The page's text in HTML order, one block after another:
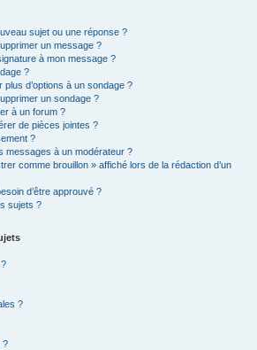
sujet ou une réponse ?
un message ?
à mon message ?
?
d’options à un sondage ?
un sondage ?
à un forum ?
de pièces jointes ?
?
messages à un modérateur ?
comme brouillon » affiché lors de la rédaction d’un
d’être approuvé ?
sujets ?
?
?